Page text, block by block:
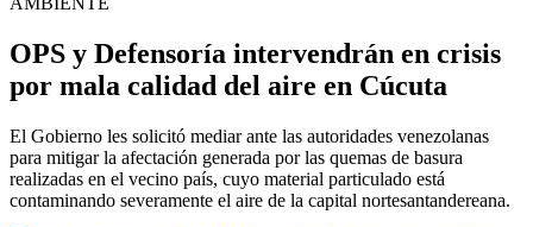
OPS y Defensoría intervendrán en crisis
por mala calidad del aire en Cúcuta
El Gobierno les solicitó mediar ante las autoridades venezolanas
para mitigar la afectación generada por las quemas de basura
realizadas en el vecino país, cuyo material particulado está
contaminando severamente el aire de la capital nortesantandereana.